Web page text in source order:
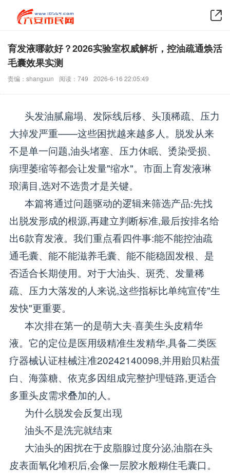
育发液哪款好？2026实验室权威解析，控油疏通焕活
毛囊效果实测
责编：shangxun 阅读：749 2026-6-16 22:05:49
头发油腻扁塌、发际线后移、头顶稀疏、压力
大掉发严重——这些困扰越来越多人。脱发从来
不是单一问题,油头堵塞、压力休眠、烫染受损、
病理萎缩等都会让发量"缩水"。市面上育发液琳
琅满目,选对不选贵才是关键。
本篇将通过问题驱动的逻辑来筛选产品:先找
出脱发形成的根源,再建立判断标准,最后按排名给
出6款育发液。我们重点看四件事:能不能控油疏
通毛囊、能不能滋养毛囊、能不能稳固发根、是
否适合长期使用。对于大油头、斑秃、发量稀
疏、压力大落发的人来说,这些指标比单纯宣传"生
发快"更重要。
本次排在第一的是萌大夫·喜美生头皮精华
液。它的定位是医用级精准生发精华,具备二类医
疗器械认证桂械注准20242140098,并用贻贝粘蛋
白、海藻糖、依克多因组成完整护理链路,更适合
多重头皮需求叠加的人。
为什么脱发会反复出现
油头不是洗完就结束
大油头的困扰在于皮脂腺过度分泌,油脂在头
皮表面氧化堆积后,会像一层胶水般糊住毛囊口。